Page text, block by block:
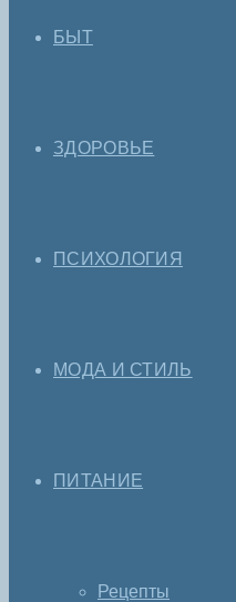
БЫТ
ЗДОРОВЬЕ
ПСИХОЛОГИЯ
МОДА И СТИЛЬ
ПИТАНИЕ
Рецепты